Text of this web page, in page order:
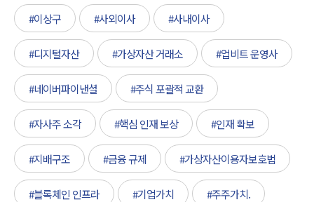
#이상구 #사외이사 #사내이사
#디지털자산 #가상자산 거래소 #업비트 운영사
#네이버파이낸셜 #주식 포괄적 교환
#자사주 소각 #핵심 인재 보상 #인재 확보
#지배구조 #금융 규제 #가상자산이용자보호법
#블록체인 인프라 #기업가치 #주주가치.